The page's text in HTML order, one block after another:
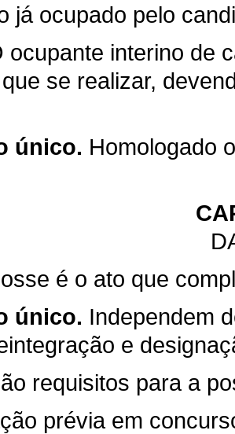
já ocupado pelo
ocupante interino de
se realizar,
único. Homologado
é o ato que
único. Independem
e
requisitos para a
prévia em